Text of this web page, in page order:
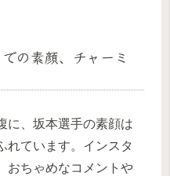
の素顔、チャーミ
に、坂本選手の素顔は
れています。インスタ
おちゃめなコメントや